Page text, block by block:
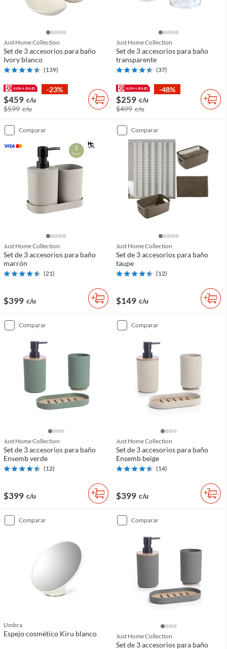
Just Home Collection
Set de 3 accesorios para baño
Ivory blanco
(139)
-23%
$459 c/u
$599 c/u
Just Home Collection
Set de 3 accesorios para baño
transparente
(37)
-48%
$259 c/u
$499 c/u
comparar
Just Home Collection
Set de 3 accesorios para baño
marrón
(21)
$399 c/u
comparar
Just Home Collection
Set de 3 accesorios para baño
taupe
(12)
$149 c/u
comparar
Just Home Collection
Set de 3 accesorios para baño
Ensemb verde
(12)
$399 c/u
comparar
Just Home Collection
Set de 3 accesorios para baño
Ensemb beige
(14)
$399 c/u
comparar
Umbra
Espejo cosmético Kiru blanco
comparar
Just Home Collection
Set de 3 accesorios para baño